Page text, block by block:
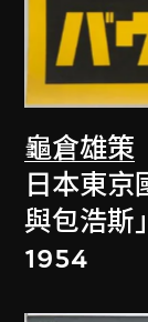
龜倉雄策
日本東京
與包浩斯
1954